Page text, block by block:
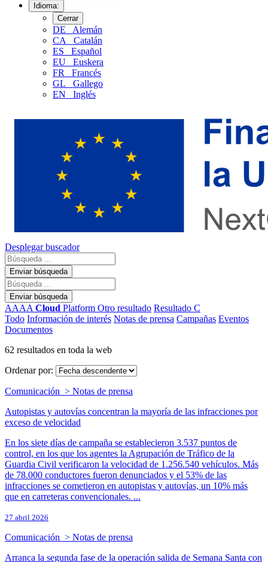
Idioma:
Cerrar
DE
Alemán
CA
Catalán
ES
Español
EU
Euskera
FR
Francés
GL
Gallego
EN
Inglés
Desplegar buscador
Enviar búsqueda
Enviar búsqueda
AAAA Cloud Platform Otro resultado Resultado C
Todo Información de interés Notas de prensa Campañas Eventos
Documentos
62 resultados en toda la web
Ordenar por:
Comunicación > Notas de prensa
Autopistas y autovías concentran la mayoría de las infracciones por
exceso de velocidad
En los siete días de campaña se establecieron 3.537 puntos de
control, en los que los agentes la Agrupación de Tráfico de la
Guardia Civil verificaron la velocidad de 1.256.540 vehículos. Más
de 78.000 conductores fueron denunciados y el 53% de las
infracciones se cometieron en autopistas y autovías, un 10% más
que en carreteras convencionales. ...
27 abril 2026
Comunicación > Notas de prensa
Arranca la segunda fase de la operación salida de Semana Santa con